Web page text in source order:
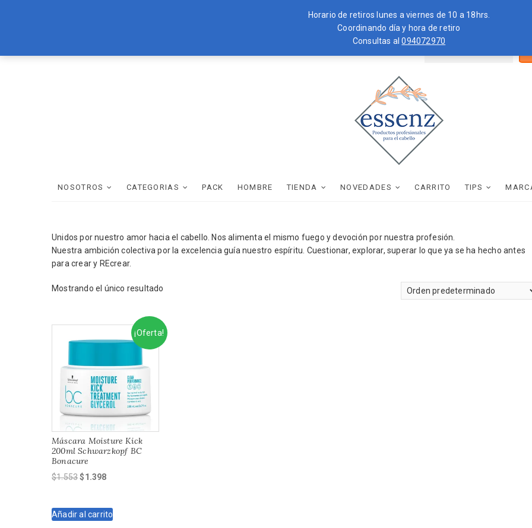
Horario de retiros lunes a viernes de 10 a 18hrs.
Coordinando día y hora de retiro
Consultas al094072970
to
por:
essenz
NOSOTROS CATEGORIAS PACK HOMBRE TIENDA NOVEDADES CARRITO TIPS
Unidos por nuestro amor hacia el cabello. Nos alimenta el mismo fuego y devoción por nuestra profesión.
Nuestra ambición colectiva por la excelencia guía nuestro espíritu. Cuestionar, explorar, superar lo que ya se ha hecho antes
para crear y REcrear.
Mostrando el único resultado
¡Oferta!
Máscara Moisture Kick
200ml Schwarzkopf BC
Bonacure
$1.553El
era:
$1.398El
es:
Añadir al carrito